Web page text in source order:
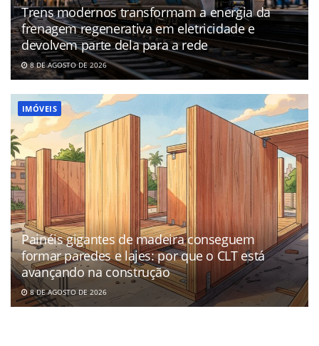
Trens modernos transformam a energia da
frenagem regenerativa em eletricidade e
devolvem parte dela para a rede
8 DE AGOSTO DE 2026
IMÓVEIS
Painéis gigantes de madeira conseguem
formar paredes e lajes: por que o CLT está
avançando na construção
8 DE AGOSTO DE 2026